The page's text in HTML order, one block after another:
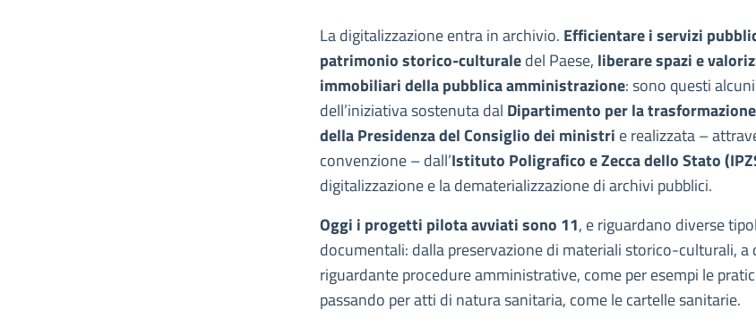
La digitalizzazione entra in archivio. Efficientare i servizi
patrimonio storico-culturaledel Paese, liberare spazi e
immobiliari della pubblica amministrazione: sono questi
dell’iniziativa sostenuta dal Dipartimento per la
della Presidenza del Consiglio dei ministri e realizzata –
convenzione – dall’Istituto Poligrafico e Zecca dello Stato
digitalizzazione e la dematerializzazione di archivi pubblici.
Oggi i progetti pilota avviati sono 11, e riguardano diverse
documentali: dalla preservazione di materiali storico-culturali,
riguardante procedure amministrative, come per esempi le
passando per atti di natura sanitaria, come le cartelle sanitarie.